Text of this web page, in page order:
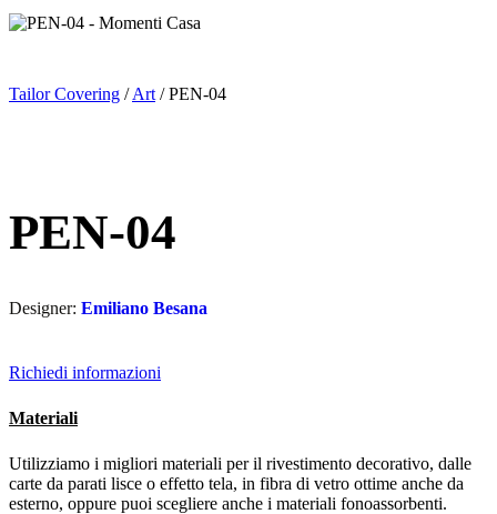
Tailor Covering /Art / PEN-04
PEN-04
Designer: Emiliano Besana
Richiedi informazioni
Materiali
Utilizziamo i migliori materiali per il rivestimento decorativo, dalle
carte da parati lisce o effetto tela, in fibra di vetro ottime anche da
esterno, oppure puoi scegliere anche i materiali fonoassorbenti.